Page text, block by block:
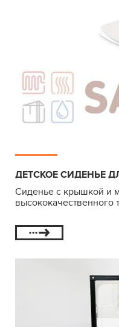
ДЕТСКОЕ СИДЕНЬЕ
Сиденье с крышкой и
высококачественного